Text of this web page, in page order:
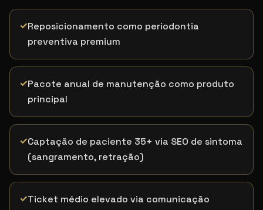
✓Reposicionamento como periodontia
preventiva premium
✓Pacote anual de manutenção como produto
principal
✓Captação de paciente 35+ via SEO de sintoma
(sangramento, retração)
✓Ticket médio elevado via comunicação